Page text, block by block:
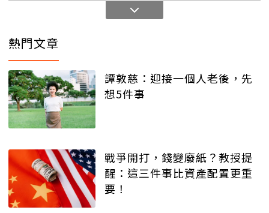
熱門文章
譚敦慈：迎接一個人老後，先
想5件事
戰爭開打，錢變廢紙？教授提
醒：這三件事比資產配置更重
要！